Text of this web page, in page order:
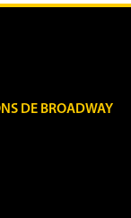
DE BROADWAY